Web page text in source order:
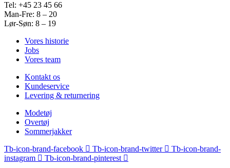
Tel: +45 23 45 66
Man-Fre: 8 – 20
Lør-Søn: 8 – 19
Vores historie
Jobs
Vores team
Kontakt os
Kundeservice
Levering & returnering
Modetøj
Overtøj
Sommerjakker
Tb-icon-brand-facebook
Tb-icon-brand-twitter
Tb-icon-brand-
instagram
Tb-icon-brand-pinterest